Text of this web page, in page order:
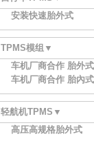
安装快速胎外式
TPMS模组▼
车机厂商合作 胎外式
车机厂商合作 胎內式
轻航机TPMS▼
高压高规格胎外式